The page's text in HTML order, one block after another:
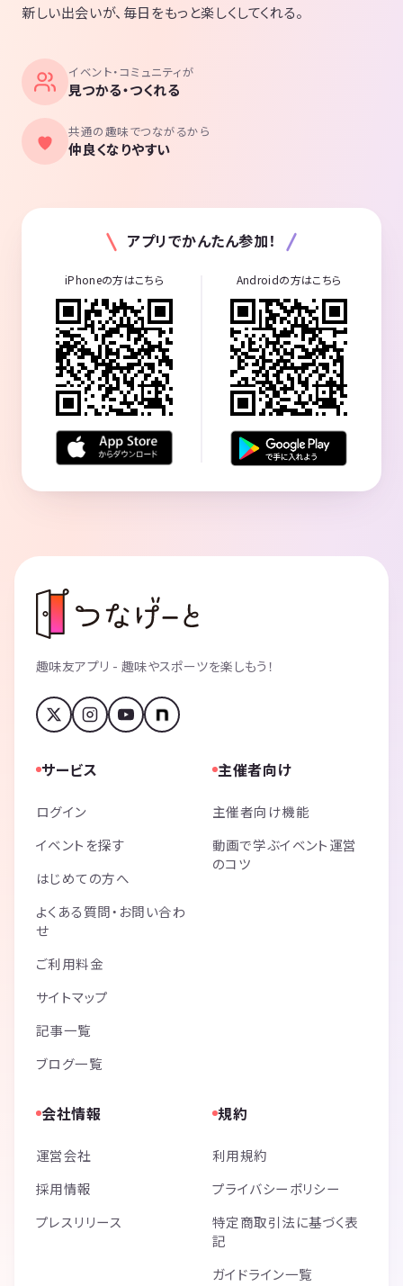
新しい出会いが、毎日をもっと楽しくしてくれる。
イベント・コミュニティが
見つかる・つくれる
共通の趣味でつながるから
仲良くなりやすい
アプリでかんたん参加！
iPhoneの方はこちら Androidの方はこちら
趣味友アプリ - 趣味やスポーツを楽しもう！
サービス
ログイン
イベントを探す
はじめての方へ
よくある質問・お問い合わ
せ
ご利用料金
サイトマップ
記事一覧
ブログ一覧
主催者向け
主催者向け機能
動画で学ぶイベント運営
のコツ
会社情報
運営会社
採用情報
プレスリリース
規約
利用規約
プライバシーポリシー
特定商取引法に基づく表
記
ガイドライン一覧